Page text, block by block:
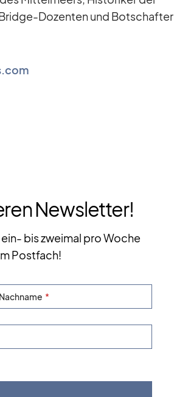
Do­zen­ten und Bot­schaf­ter
Newsletter!
bis zweimal pro Woche
Postfach!
Nachname